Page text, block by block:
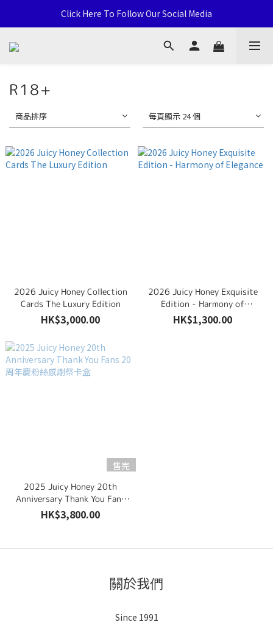
通用卡店 TCG & Sports Card 批發/零售 Distribution and Retail
Click Here To Follow Our Social Media
荃灣西樓角路138-168號 荃豐中心地下A59號舖
R18+
商品排序 每頁顯示 24 個
2026 Juicy Honey Collection
Cards The Luxury Edition
HK$3,000.00
2026 Juicy Honey Exquisite
Edition - Harmony of
Elegance
HK$1,300.00
售完
2025 Juicy Honey 20th
Anniversary Thank You Fans
20周年慶粉絲感謝祭卡盒
HK$3,800.00
關於我們
Since 1991